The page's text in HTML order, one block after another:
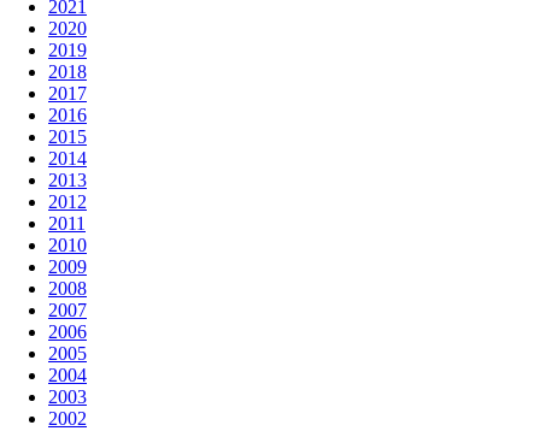
2021
2020
2019
2018
2017
2016
2015
2014
2013
2012
2011
2010
2009
2008
2007
2006
2005
2004
2003
2002